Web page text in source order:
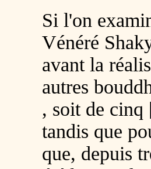
Si l'on
Vénéré
avant la
autres
, soit de cinq
tandis que
que, depuis